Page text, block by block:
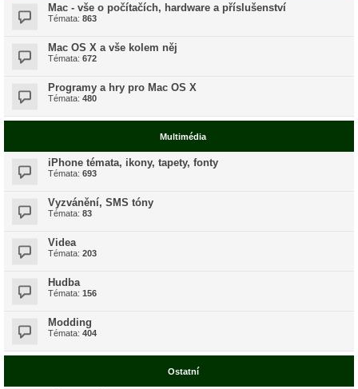
Mac - vše o počítačích, hardware a příslušenství
Témata: 863
Mac OS X a vše kolem něj
Témata: 672
Programy a hry pro Mac OS X
Témata: 480
Multimédia
iPhone témata, ikony, tapety, fonty
Témata: 693
Vyzvánění, SMS tóny
Témata: 83
Videa
Témata: 203
Hudba
Témata: 156
Modding
Témata: 404
Ostatní